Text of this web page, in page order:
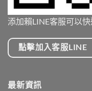
添加賴LINE客服可以快
點擊加入客服LINE
最新資訊